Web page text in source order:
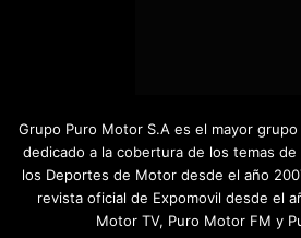
Grupo Puro Motor S.A es el mayor
dedicado a la cobertura de los temas
los Deportes de Motor desde el año
revista oficial de Expomovil desde el
Motor TV, Puro Motor FM y